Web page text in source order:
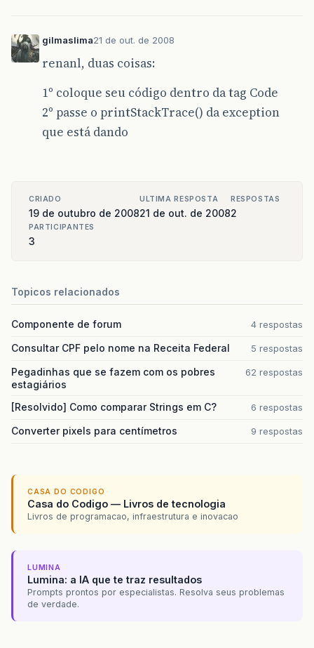
gilmaslima21 de out. de 2008
renanl, duas coisas:
1º coloque seu código dentro da tag Code
2º passe o printStackTrace() da exception
que está dando
CRIADO
19 de outubro de 2008
ULTIMA RESPOSTA
21 de out. de 2008
RESPOSTAS
2
PARTICIPANTES
3
Topicos relacionados
Componente de forum 4 respostas
Consultar CPF pelo nome na Receita Federal 5 respostas
Pegadinhas que se fazem com os pobres
estagiários
62 respostas
[Resolvido] Como comparar Strings em C? 6 respostas
Converter pixels para centímetros 9 respostas
CASA DO CODIGO
Casa do Codigo — Livros de tecnologia
Livros de programacao, infraestrutura e inovacao
LUMINA
Lumina: a IA que te traz resultados
Prompts prontos por especialistas. Resolva seus problemas
de verdade.